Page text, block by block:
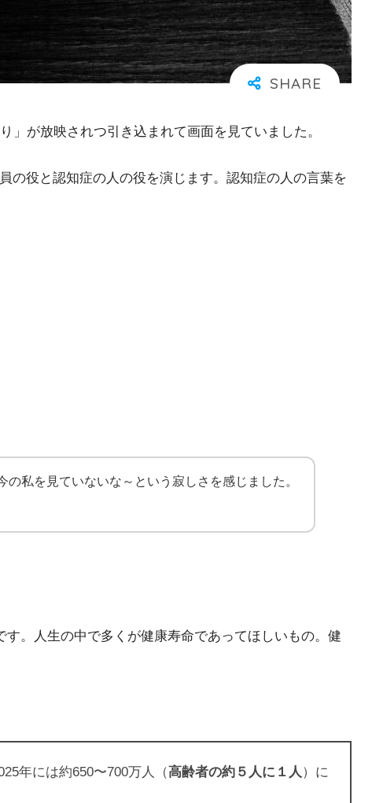
が放映されつ引き込まれて画面を見ていました。
の役と認知症の人の役を演じます。認知症の人の言葉を
私を見ていないな～という寂しさを感じました。
。人生の中で多くが健康寿命であってほしいもの。健
年には約650〜700万人（高齢者の約５人に１人）に